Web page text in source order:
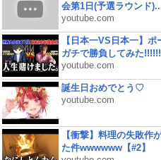
会第1日(予選ラウンド
youtube.com
【日本一VS日本一】
ガチで勝負してみた
youtube.com
誕生日おめでとう♡
youtube.com
【衝撃】料理の失敗作
た件wwwwww【#2】